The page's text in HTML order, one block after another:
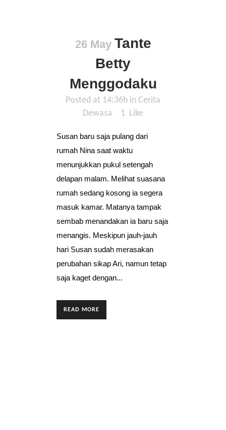
26 May Tante
Betty
Menggodaku
Posted at 14:36h in Cerita
Dewasa
1 Like
Susan baru saja pulang dari
rumah Nina saat waktu
menunjukkan pukul setengah
delapan malam. Melihat suasana
rumah sedang kosong ia segera
masuk kamar. Matanya tampak
sembab menandakan ia baru saja
menangis. Meskipun jauh-jauh
hari Susan sudah merasakan
perubahan sikap Ari, namun tetap
saja kaget dengan...
READ MORE